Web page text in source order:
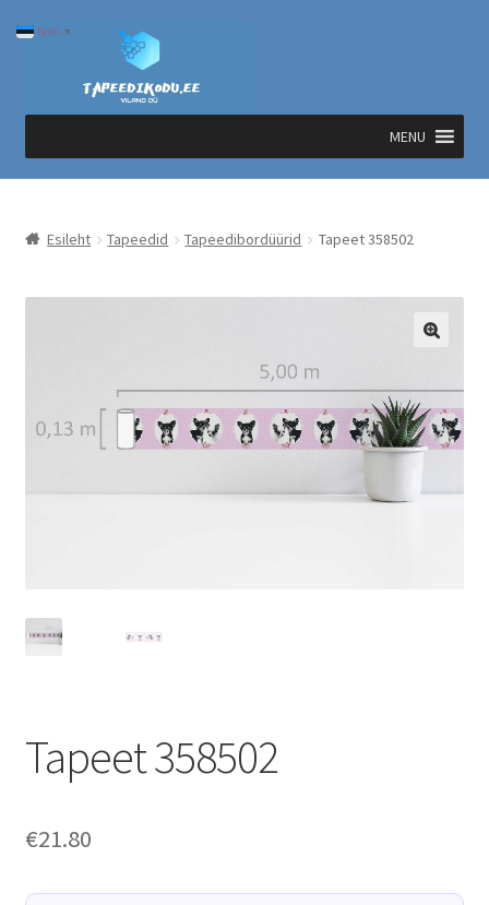
Liigu
navigeerimisele
Liigu
MENU
Esileht Tapeedid Tapeedibordüürid Tapeet 358502
Tapeet 358502
€21.80
Eesti ▼